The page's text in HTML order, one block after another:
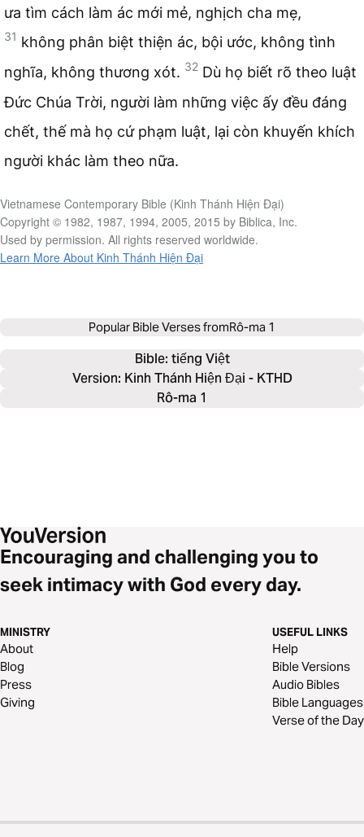
ưa tìm cách làm ác mới mẻ, nghịch cha mẹ,
31 không phân biệt thiện ác, bội ước, không tình
nghĩa, không thương xót. 32 Dù họ biết rõ theo luật
Đức Chúa Trời, người làm những việc ấy đều đáng
chết, thế mà họ cứ phạm luật, lại còn khuyến khích
người khác làm theo nữa.
Vietnamese Contemporary Bible (Kinh Thánh Hiện Đại)
Copyright © 1982, 1987, 1994, 2005, 2015 by Biblica, Inc.
Used by permission. All rights reserved worldwide.
Learn More About Kinh Thánh Hiện Đại
Popular Bible Verses fromRô-ma 1
Bible: tiếng Việt
Version: Kinh Thánh Hiện Đại - KTHD
Rô-ma 1
Encouraging and challenging you to
seek intimacy with God every day.
MINISTRY
About
Blog
Press
Giving
USEFUL LINKS
Help
Bible Versions
Audio Bibles
Bible Languages
Verse of the Day